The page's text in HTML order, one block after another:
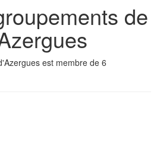
de
est membre de 6